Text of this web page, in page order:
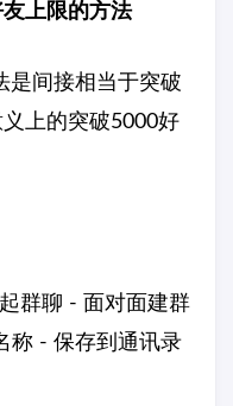
上限的方法
是间接相当于突破
上的突破5000好
群聊 - 面对面建群
称 - 保存到通讯录